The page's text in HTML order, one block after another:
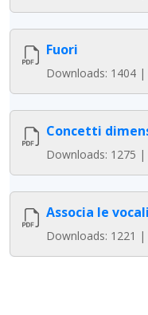
Fuori
Downloads: 1404
Concetti
Downloads: 1275
Associa le vocali
Downloads: 1221